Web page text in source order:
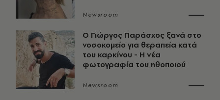
Newsroom
O Γιώργος Παράσχος ξανά στο
νοσοκομείο για θεραπεία κατά
του καρκίνου - Η νέα
φωτογραφία του ηθοποιού
Newsroom